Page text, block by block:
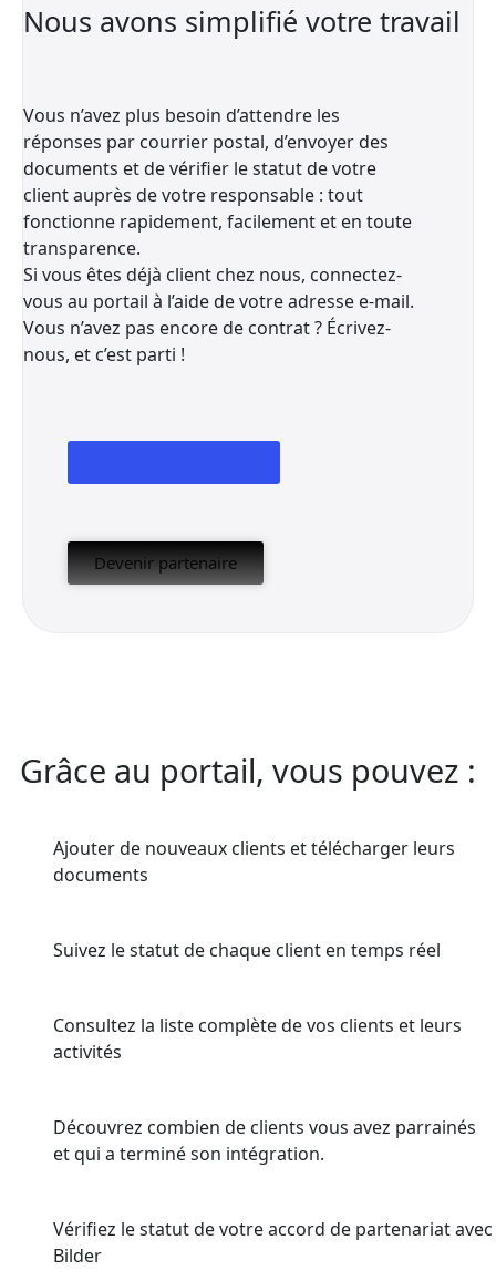
Nous avons simplifié votre travail
Vous n’avez plus besoin d’attendre les
réponses par courrier postal, d’envoyer des
documents et de vérifier le statut de votre
client auprès de votre responsable : tout
fonctionne rapidement, facilement et en toute
transparence.
Si vous êtes déjà client chez nous, connectez-
vous au portail à l’aide de votre adresse e-mail.
Vous n’avez pas encore de contrat ? Écrivez-
nous, et c’est parti !
Devenir partenaire
Grâce au portail, vous pouvez :
Ajouter de nouveaux clients et télécharger leurs
documents
Suivez le statut de chaque client en temps réel
Consultez la liste complète de vos clients et leurs
activités
Découvrez combien de clients vous avez parrainés
et qui a terminé son intégration.
Vérifiez le statut de votre accord de partenariat avec
Bilder